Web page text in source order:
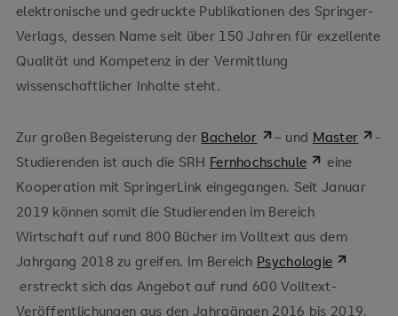
elektronische und gedruckte Publikationen des Springer-
Verlags, dessen Name seit über 150 Jahren für exzellente
Qualität und Kompetenz in der Vermittlung
wissenschaftlicher Inhalte steht.
Zur großen Begeisterung der Bachelor – und Master
-
Studierenden ist auch die SRH Fernhochschule
eine
Kooperation mit SpringerLink eingegangen. Seit Januar
2019 können somit die Studierenden im Bereich
Wirtschaft auf rund 800 Bücher im Volltext aus dem
Jahrgang 2018 zu greifen. Im Bereich Psychologie
erstreckt sich das Angebot auf rund 600 Volltext-
Veröffentlichungen aus den Jahrgängen 2016 bis 2019.